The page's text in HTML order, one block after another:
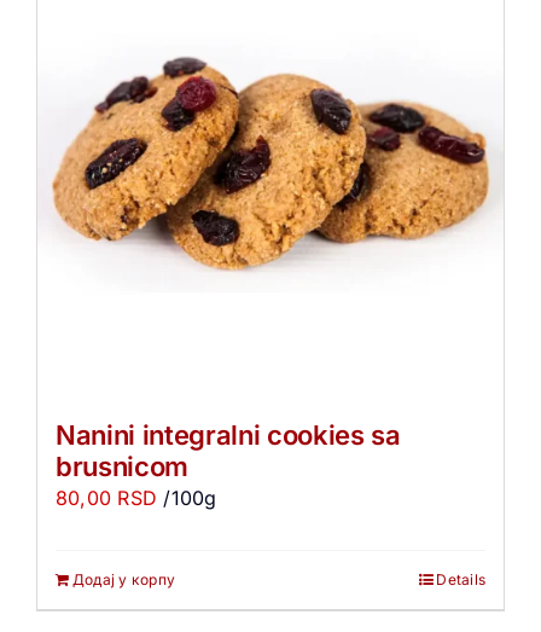
Nanini integralni cookies sa
brusnicom
80,00 RSD /100g
Додај у корпу Details